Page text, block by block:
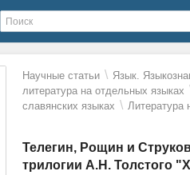
Научные статьи \ Язык.
литература на отдельных языках
славянских языках \ Литература
Телегин, Рощин и
трилогии А.Н. Толстого